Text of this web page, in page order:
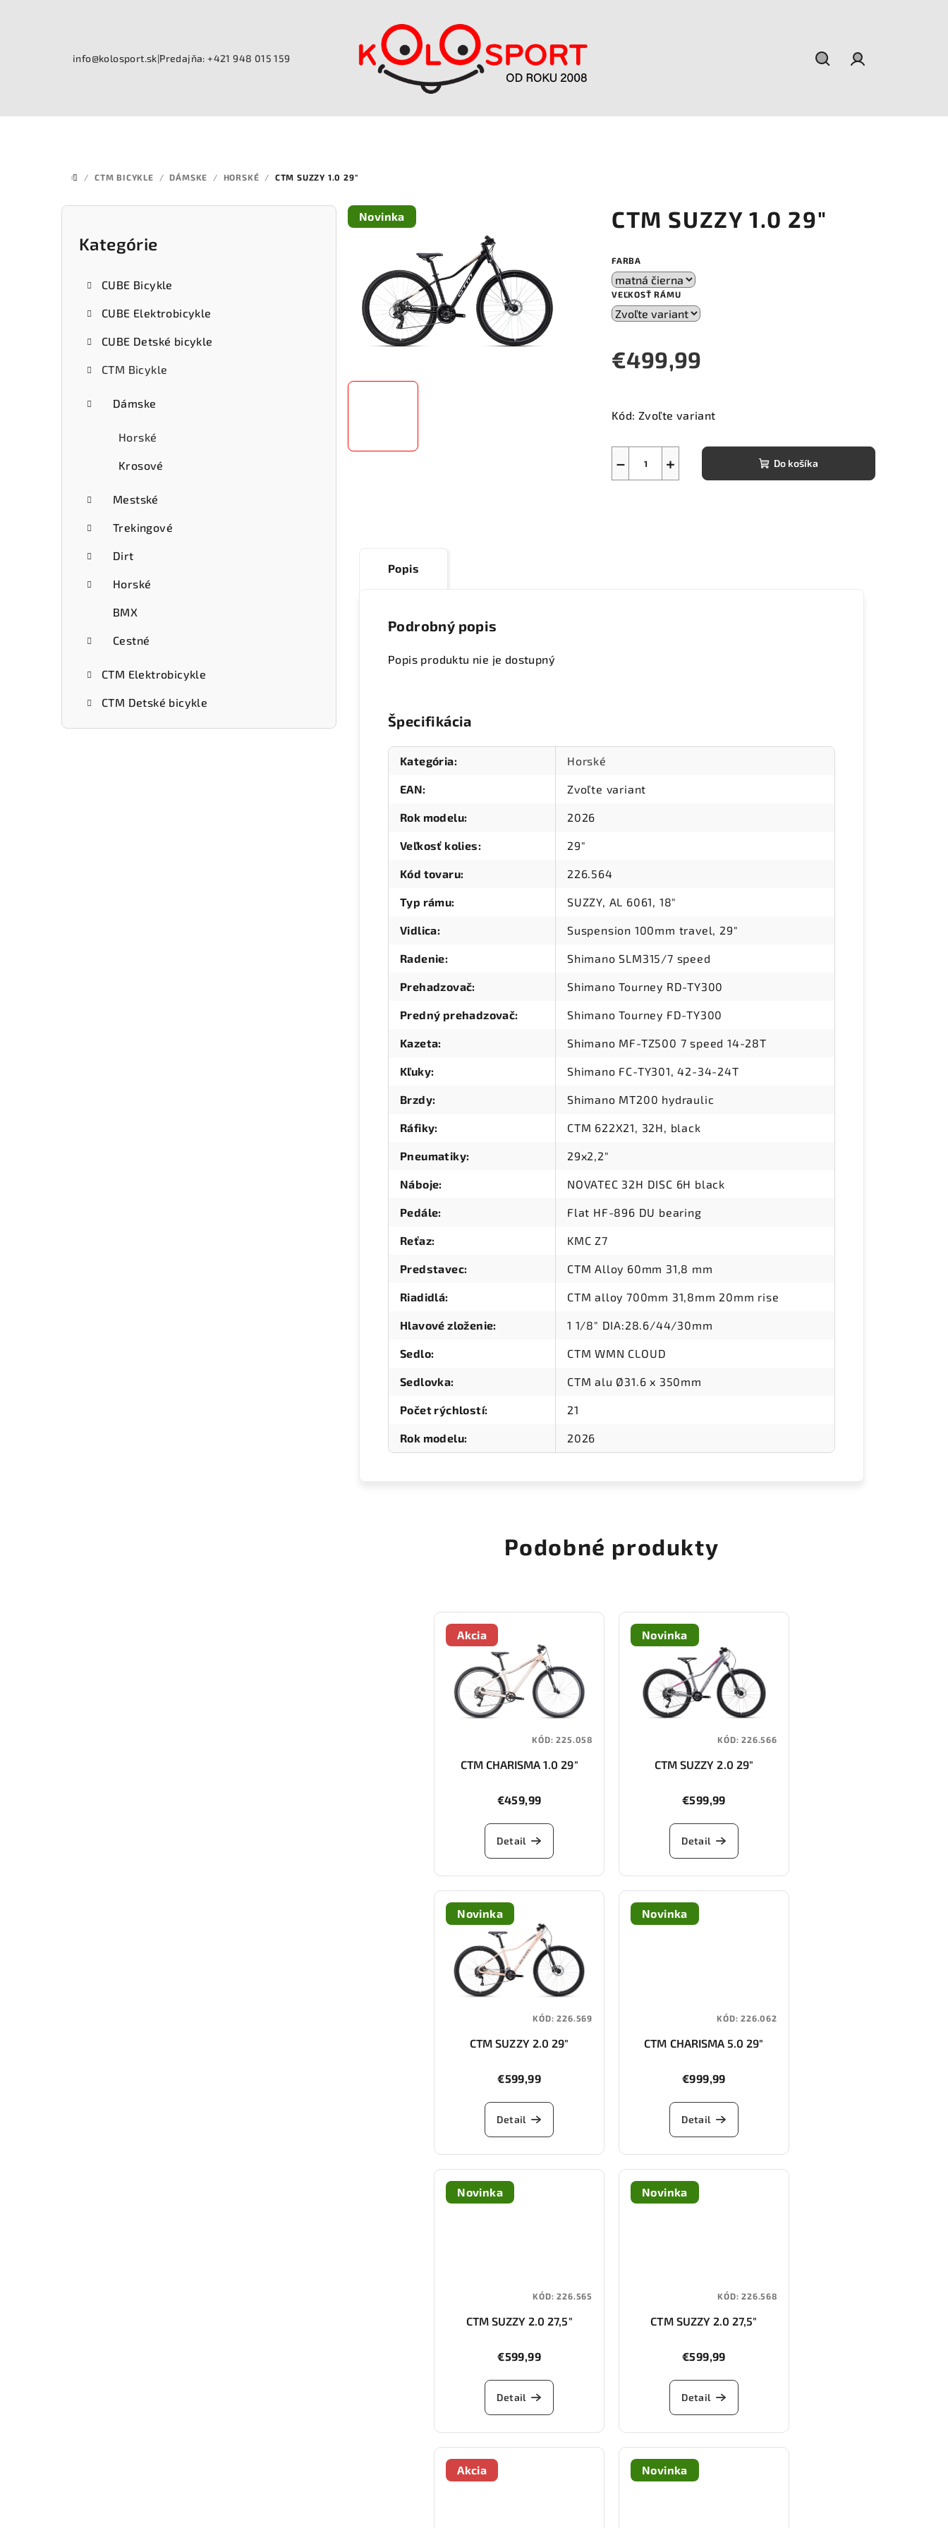
info@kolosport.sk|Predajňa: +421 948 015 159
DOMOV
/ CTM BICYKLE / DÁMSKE / HORSKÉ / CTM SUZZY 1.0 29"
Preskočiť
Kategórie
CUBE Bicykle
CUBE Elektrobicykle
CUBE Detské bicykle
CTM Bicykle
Dámske
Horské
Krosové
Mestské
Trekingové
Dirt
Horské
BMX
Cestné
CTM Elektrobicykle
CTM Detské bicykle
CTM SUZZY 1.0 29"
FARBA
VEĽKOSŤ RÁMU
€499,99
cena:
Kód: Zvoľte variant
+
− Do košíka
Novinka
Popis
Podrobný popis
Popis produktu nie je dostupný
Špecifikácia
Kategória: Horské
EAN: Zvoľte variant
Rok modelu: 2026
Veľkosť kolies: 29"
Kód tovaru: 226.564
Typ rámu: SUZZY, AL 6061, 18"
Vidlica: Suspension 100mm travel, 29"
Radenie: Shimano SLM315/7 speed
Prehadzovač: Shimano Tourney RD-TY300
Predný prehadzovač: Shimano Tourney FD-TY300
Kazeta: Shimano MF-TZ500 7 speed 14-28T
Kľuky: Shimano FC-TY301, 42-34-24T
Brzdy: Shimano MT200 hydraulic
Ráfiky: CTM 622X21, 32H, black
Pneumatiky: 29x2,2"
Náboje: NOVATEC 32H DISC 6H black
Pedále: Flat HF-896 DU bearing
Reťaz: KMC Z7
Predstavec: CTM Alloy 60mm 31,8 mm
Riadidlá: CTM alloy 700mm 31,8mm 20mm rise
Hlavové zloženie: 1 1/8" DIA:28.6/44/30mm
Sedlo: CTM WMN CLOUD
Sedlovka: CTM alu Ø31.6 x 350mm
Počet rýchlostí: 21
Rok modelu: 2026
Podobné produkty
Akcia
CTM CHARISMA 1.0 29"
€459,99
Detail
KÓD:225.058
Novinka
CTM SUZZY 2.0 29"
€599,99
Detail
KÓD:226.566
Novinka
CTM SUZZY 2.0 29"
€599,99
Detail
KÓD:226.569
Novinka
CTM CHARISMA 5.0 29"
€999,99
Detail
KÓD:226.062
Novinka
CTM SUZZY 2.0 27,5"
€599,99
Detail
KÓD:226.565
Novinka
CTM SUZZY 2.0 27,5"
€599,99
Detail
KÓD:226.568
Akcia Novinka